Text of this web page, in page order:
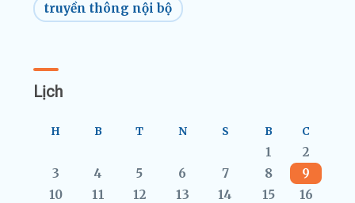
truyền thông nội bộ
Lịch
H B T N S B C
1
2
3
4 5 6 7 8
9
10
11 12 13 14 15
16